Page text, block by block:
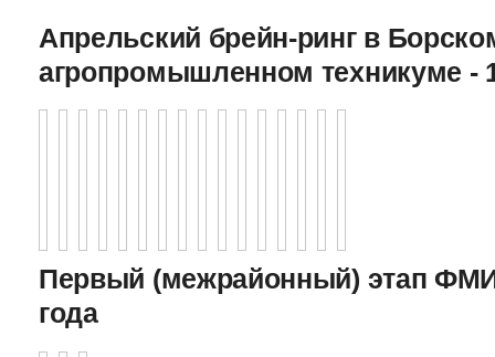
Апрельский брейн-ринг в
агропромышленном техникуме -
Первый (межрайонный) этап
года